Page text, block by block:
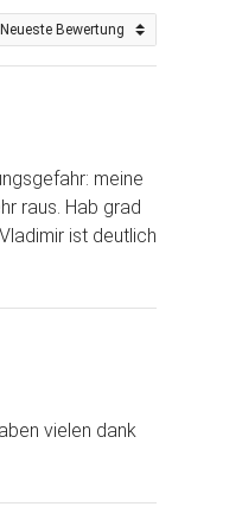
meine
raus. Hab grad
ist deutlich
vielen dank